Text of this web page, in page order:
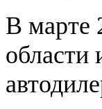
В марте
области